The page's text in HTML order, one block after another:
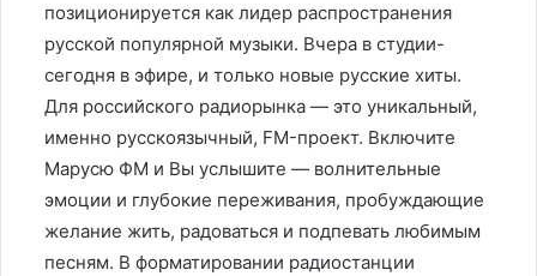
позиционируется как лидер распространения
русской популярной музыки. Вчера в студии-
сегодня в эфире, и только новые русские хиты.
Для российского радиорынка — это уникальный,
именно русскоязычный, FM-проект. Включите
Марусю ФМ и Вы услышите — волнительные
эмоции и глубокие переживания, пробуждающие
желание жить, радоваться и подпевать любимым
песням. В форматировании радиостанции